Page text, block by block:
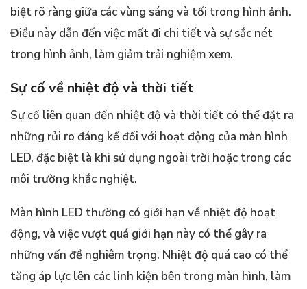
biệt rõ ràng giữa các vùng sáng và tối trong hình ảnh.
Điều này dẫn đến việc mất đi chi tiết và sự sắc nét
trong hình ảnh, làm giảm trải nghiệm xem.
Sự cố về nhiệt độ và thời tiết
Sự cố liên quan đến nhiệt độ và thời tiết có thể đặt ra
những rủi ro đáng kể đối với hoạt động của màn hình
LED, đặc biệt là khi sử dụng ngoài trời hoặc trong các
môi trường khắc nghiệt.
Màn hình LED thường có giới hạn về nhiệt độ hoạt
động, và việc vượt quá giới hạn này có thể gây ra
những vấn đề nghiêm trọng. Nhiệt độ quá cao có thể
tăng áp lực lên các linh kiện bên trong màn hình, làm